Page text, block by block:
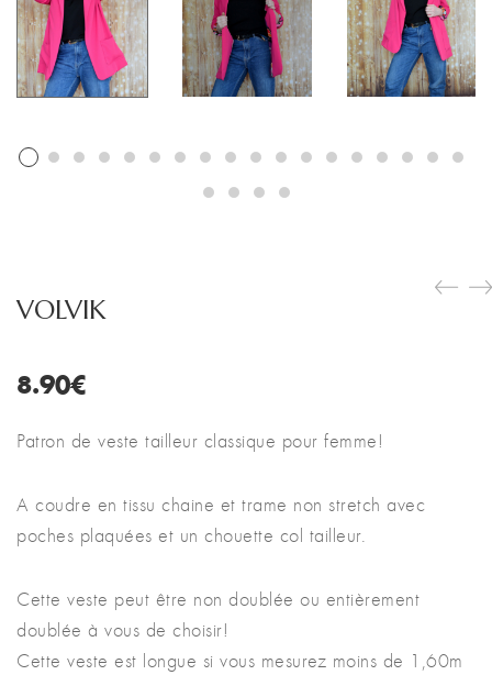
VOLVIK
8.90€
Patron de veste tailleur classique pour femme!
A coudre en tissu chaine et trame non stretch avec
poches plaquées et un chouette col tailleur.
Cette veste peut être non doublée ou entièrement
doublée à vous de choisir!
Cette veste est longue si vous mesurez moins de 1,60m